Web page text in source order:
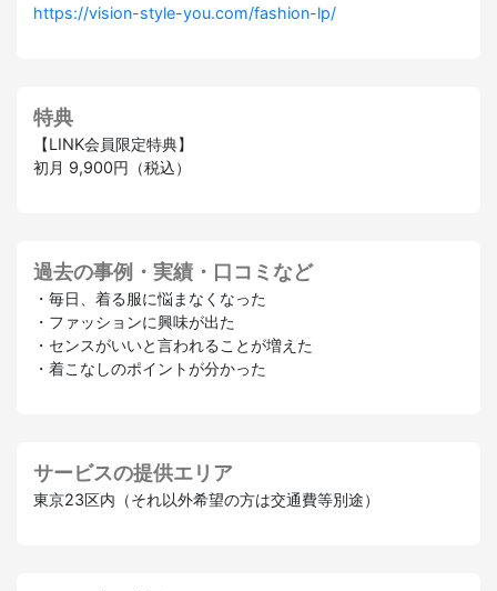
https://vision-style-you.com/fashion-lp/
特典
【LINK会員限定特典】
初月 9,900円（税込）
過去の事例・実績・口コミなど
・毎日、着る服に悩まなくなった
・ファッションに興味が出た
・センスがいいと言われることが増えた
・着こなしのポイントが分かった
サービスの提供エリア
東京23区内（それ以外希望の方は交通費等別途）